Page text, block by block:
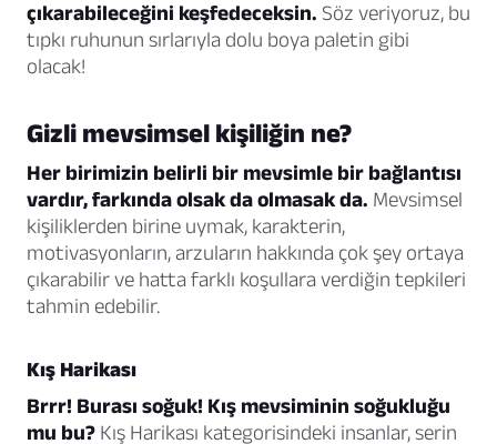
çıkarabileceğini keşfedeceksin. Söz veriyoruz, bu
tıpkı ruhunun sırlarıyla dolu boya paletin gibi
olacak!
Gizli mevsimsel kişiliğin ne?
Her birimizin belirli bir mevsimle bir bağlantısı
vardır, farkında olsak da olmasak da. Mevsimsel
kişiliklerden birine uymak, karakterin,
motivasyonların, arzuların hakkında çok şey ortaya
çıkarabilir ve hatta farklı koşullara verdiğin tepkileri
tahmin edebilir.
Kış Harikası
Brrr! Burası soğuk! Kış mevsiminin soğukluğu
mu bu? Kış Harikası kategorisindeki insanlar, serin